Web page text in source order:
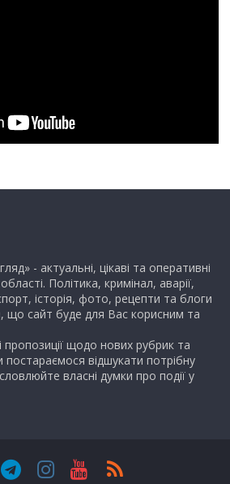
- актуальні, цікаві та оперативні
Політика, кримінал, аварії,
історія, фото, рецепти та блоги
що сайт буде для Вас корисним та
пропозиції щодо нових рубрик та
відшукати потрібну
власні думки про події у